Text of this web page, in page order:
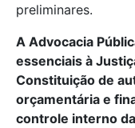
preliminares.
A Advocacia
essenciais à
Constituição de
orçamentária e
controle interno